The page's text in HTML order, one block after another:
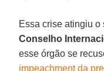
Essa crise atingiu
Conselho
esse órgão se
impeachment da